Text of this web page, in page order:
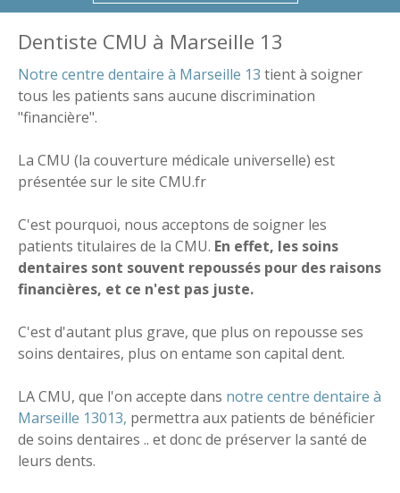
Dentiste CMU à Marseille 13
Notre centre dentaire à Marseille 13 tient à soigner
tous les patients sans aucune discrimination
"financière".
La CMU (la couverture médicale universelle) est
présentée sur le site CMU.fr
C'est pourquoi, nous acceptons de soigner les
patients titulaires de la CMU. En effet, les soins
dentaires sont souvent repoussés pour des raisons
financières, et ce n'est pas juste.
C'est d'autant plus grave, que plus on repousse ses
soins dentaires, plus on entame son capital dent.
LA CMU, que l'on accepte dans notre centre dentaire à
Marseille 13013, permettra aux patients de bénéficier
de soins dentaires .. et donc de préserver la santé de
leurs dents.